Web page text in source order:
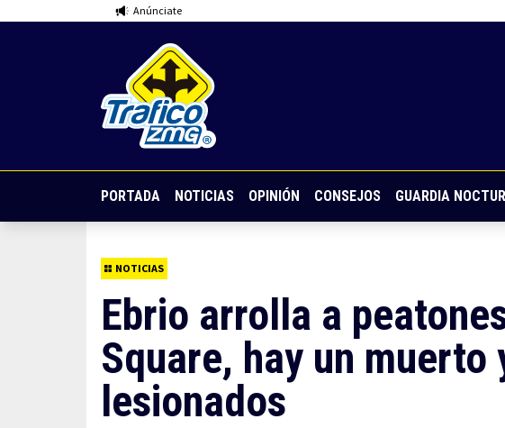
Anúnciate
PORTADA NOTICIAS OPINIÓN CONSEJOS GUARDIA
NOTICIAS
Ebrio arrolla a
Square, hay un muerto
lesionados